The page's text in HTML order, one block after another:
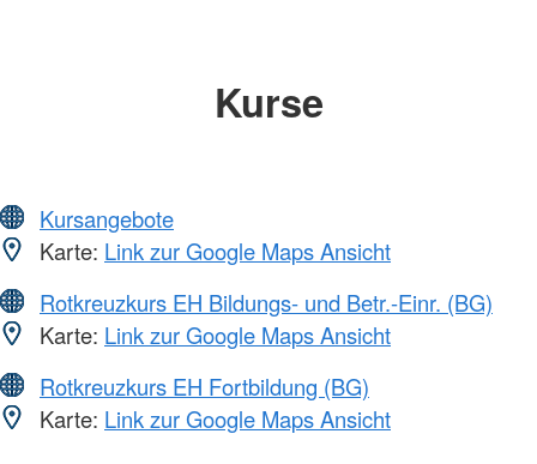
Kurse
Kursangebote
Karte: Link zur Google Maps Ansicht
Rotkreuzkurs EH Bildungs- und Betr.-Einr. (BG)
Karte: Link zur Google Maps Ansicht
Rotkreuzkurs EH Fortbildung (BG)
Karte: Link zur Google Maps Ansicht